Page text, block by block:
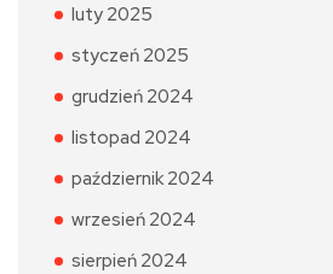
luty 2025
styczeń 2025
grudzień 2024
listopad 2024
październik 2024
wrzesień 2024
sierpień 2024